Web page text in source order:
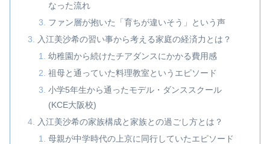
なった流れ
ファン層が抱いた「育ちが違いそう」という声
入江美沙希の習い事から考える家庭の経済力とは？
幼稚園から続けたチアダンスにかかる費用感
祖母と通っていた料理教室というエピソード
小学5年生から通ったモデル・ダンススクール
(KCE大阪校)
入江美沙希の家族構成と家族との過ごし方とは？
母親が中学時代の上京に同行していたエピソード